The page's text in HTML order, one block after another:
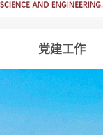
党建工作